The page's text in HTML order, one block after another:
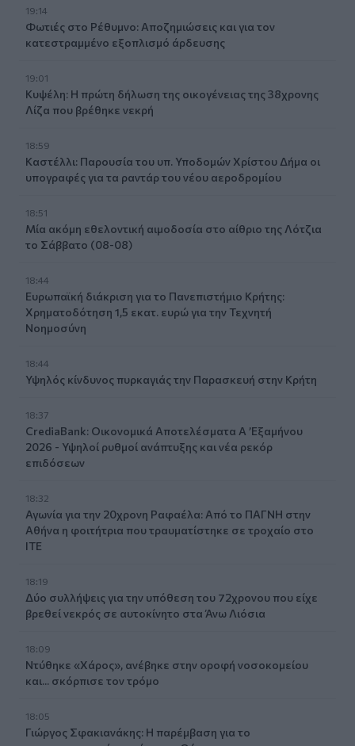
19:14
Φωτιές στο Ρέθυμνο: Αποζημιώσεις και για τον
κατεστραμμένο εξοπλισμό άρδευσης
19:01
Κυψέλη: Η πρώτη δήλωση της οικογένειας της 38χρονης
Λίζα που βρέθηκε νεκρή
18:59
Καστέλλι: Παρουσία του υπ. Υποδομών Χρίστου Δήμα οι
υπογραφές για τα ραντάρ του νέου αεροδρομίου
18:51
Μία ακόμη εθελοντική αιμοδοσία στο αίθριο της Λότζια
το Σάββατο (08-08)
18:44
Ευρωπαϊκή διάκριση για το Πανεπιστήμιο Κρήτης:
Χρηματοδότηση 1,5 εκατ. ευρώ για την Τεχνητή
Νοημοσύνη
18:44
Υψηλός κίνδυνος πυρκαγιάς την Παρασκευή στην Κρήτη
18:37
CrediaBank: Οικονομικά Αποτελέσματα A ’Εξαμήνου
2026 - Υψηλοί ρυθμοί ανάπτυξης και νέα ρεκόρ
επιδόσεων
18:32
Αγωνία για την 20χρονη Ραφαέλα: Από το ΠΑΓΝΗ στην
Αθήνα η φοιτήτρια που τραυματίστηκε σε τροχαίο στο
ΙΤΕ
18:19
Δύο συλλήψεις για την υπόθεση του 72χρονου που είχε
βρεθεί νεκρός σε αυτοκίνητο στα Άνω Λιόσια
18:09
Ντύθηκε «Χάρος», ανέβηκε στην οροφή νοσοκομείου
και... σκόρπισε τον τρόμο
18:05
Γιώργος Σφακιανάκης: Η παρέμβαση για το